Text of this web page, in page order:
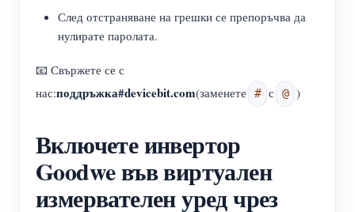
След отстраняване на грешки се препоръчва да
нулирате паролата.
📧 Свържете се с
нас:поддръжка#devicebit.com(заменете # с @ )
Включете инвертор
Goodwe във виртуален
измервателен уред чрез